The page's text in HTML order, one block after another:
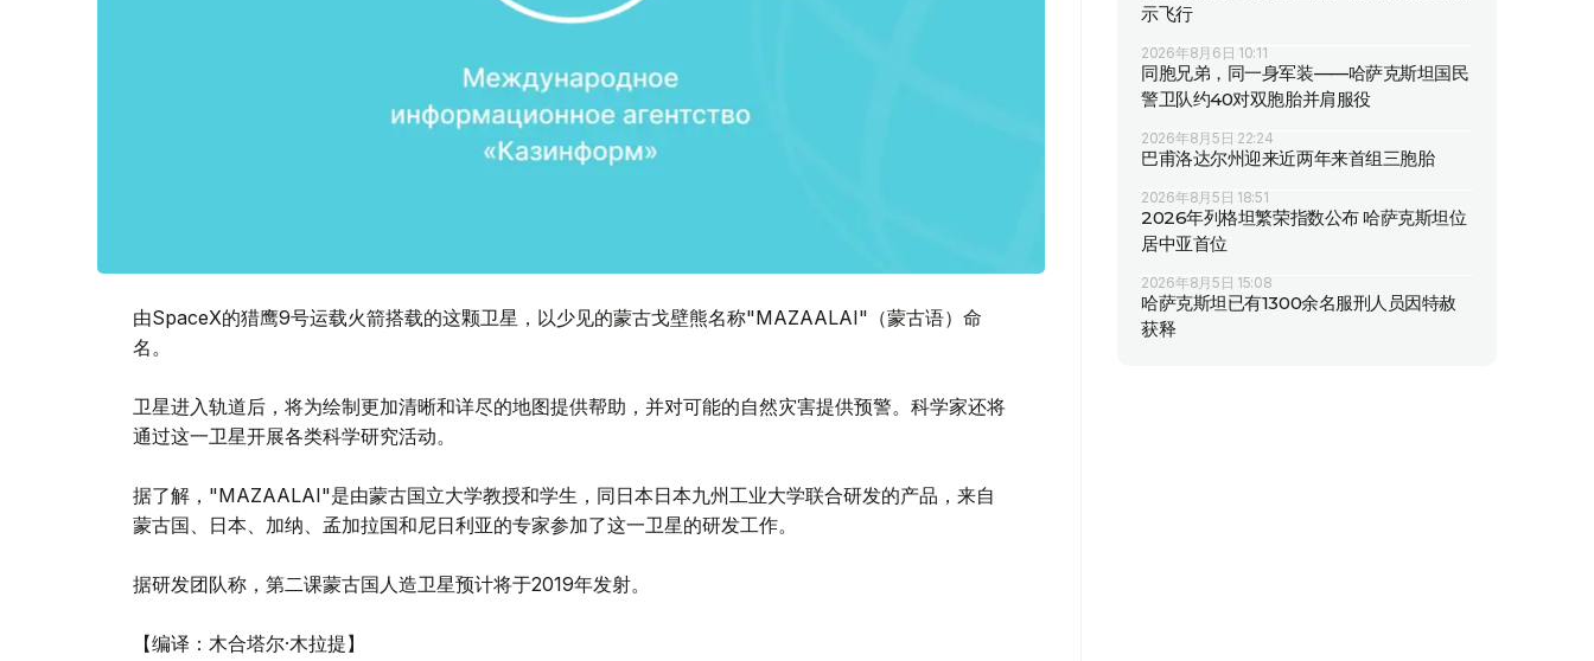
由SpaceX的猎鹰9号运载火箭搭载的这颗卫星，以少见的蒙古戈壁熊名称"MAZAALAI"（蒙古语）命
名。
卫星进入轨道后，将为绘制更加清晰和详尽的地图提供帮助，并对可能的自然灾害提供预警。科学家还将
通过这一卫星开展各类科学研究活动。
据了解，"MAZAALAI"是由蒙古国立大学教授和学生，同日本日本九州工业大学联合研发的产品，来自
蒙古国、日本、加纳、孟加拉国和尼日利亚的专家参加了这一卫星的研发工作。
据研发团队称，第二课蒙古国人造卫星预计将于2019年发射。
【编译：木合塔尔·木拉提】
示飞行
2026年8月6日 10:11
同胞兄弟，同一身军装——哈萨克斯坦国民
警卫队约40对双胞胎并肩服役
2026年8月5日 22:24
巴甫洛达尔州迎来近两年来首组三胞胎
2026年8月5日 18:51
2026年列格坦繁荣指数公布 哈萨克斯坦位
居中亚首位
2026年8月5日 15:08
哈萨克斯坦已有1300余名服刑人员因特赦
获释